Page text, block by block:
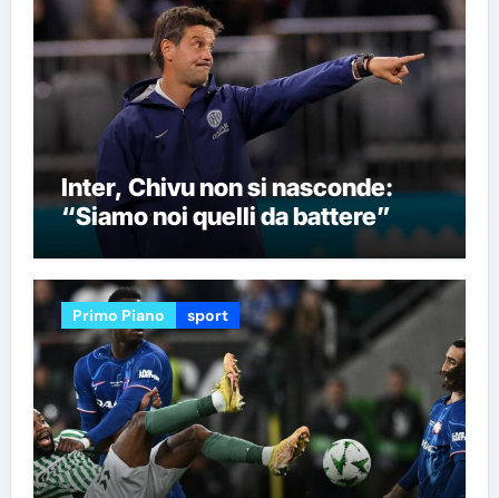
Inter, Chivu non si nasconde:
“Siamo noi quelli da battere”
Primo Piano sport